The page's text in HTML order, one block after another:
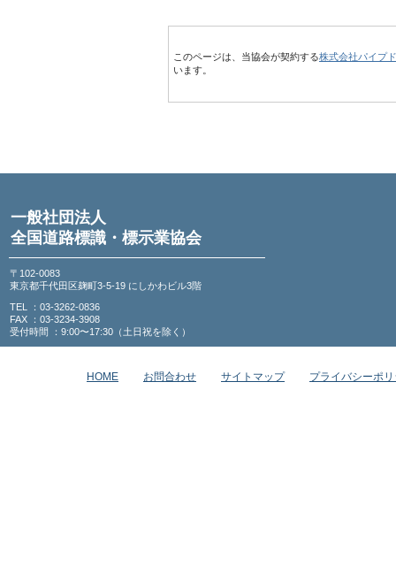
このページは、当協会が契約する株式会社パイプ
います。
一般社団法人
全国道路標識・標示業協会
〒102-0083
東京都千代田区麹町3-5-19 にしかわビル3階
TEL ：03-3262-0836
FAX ：03-3234-3908
受付時間 ：9:00〜17:30（土日祝を除く）
HOME お問合わせ サイトマップ プライバシーポ